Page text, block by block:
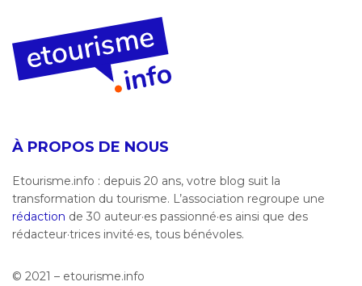
À PROPOS DE NOUS
Etourisme.info : depuis 20 ans, votre blog suit la
transformation du tourisme. L’association regroupe une
rédaction de 30 auteur·es passionné·es ainsi que des
rédacteur·trices invité·es, tous bénévoles.
© 2021 – etourisme.info